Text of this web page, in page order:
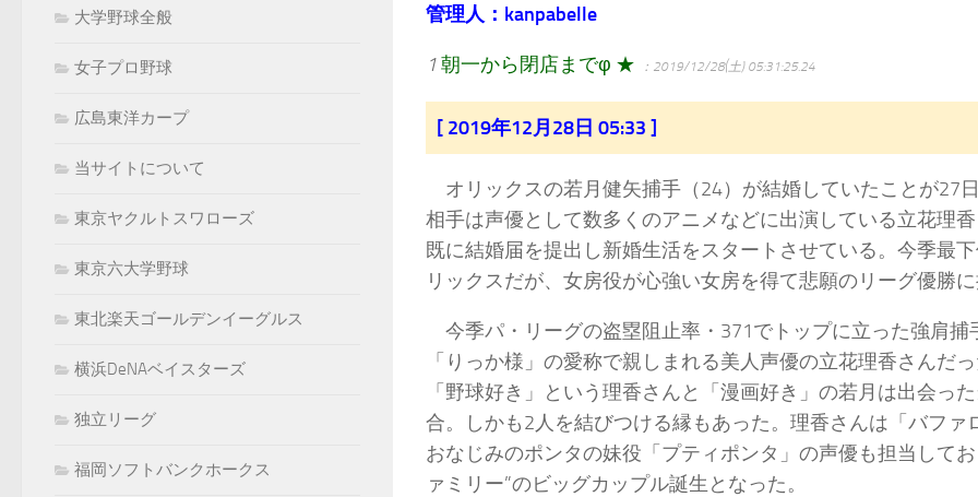
管理人：kanpabelle
1朝一から閉店までφ ★ ：2019/12/28(土) 05:31:25.24
[ 2019年12月28日 05:33 ]
オリックスの若月健矢捕手（24）が結婚していたことが27
相手は声優として数多くのアニメなどに出演している立花理
既に結婚届を提出し新婚生活をスタートさせている。今季最
リックスだが、女房役が心強い女房を得て悲願のリーグ優勝
今季パ・リーグの盗塁阻止率・371でトップに立った強肩捕
「りっか様」の愛称で親しまれる美人声優の立花理香さんだ
「野球好き」という理香さんと「漫画好き」の若月は出会っ
合。しかも2人を結びつける縁もあった。理香さんは「バファ
おなじみのポンタの妹役「プティポンタ」の声優も担当して
ァミリー”のビッグカップル誕生となった。
大学野球全般
女子プロ野球
広島東洋カープ
当サイトについて
東京ヤクルトスワローズ
東京六大学野球
東北楽天ゴールデンイーグルス
横浜DeNAベイスターズ
独立リーグ
福岡ソフトバンクホークス